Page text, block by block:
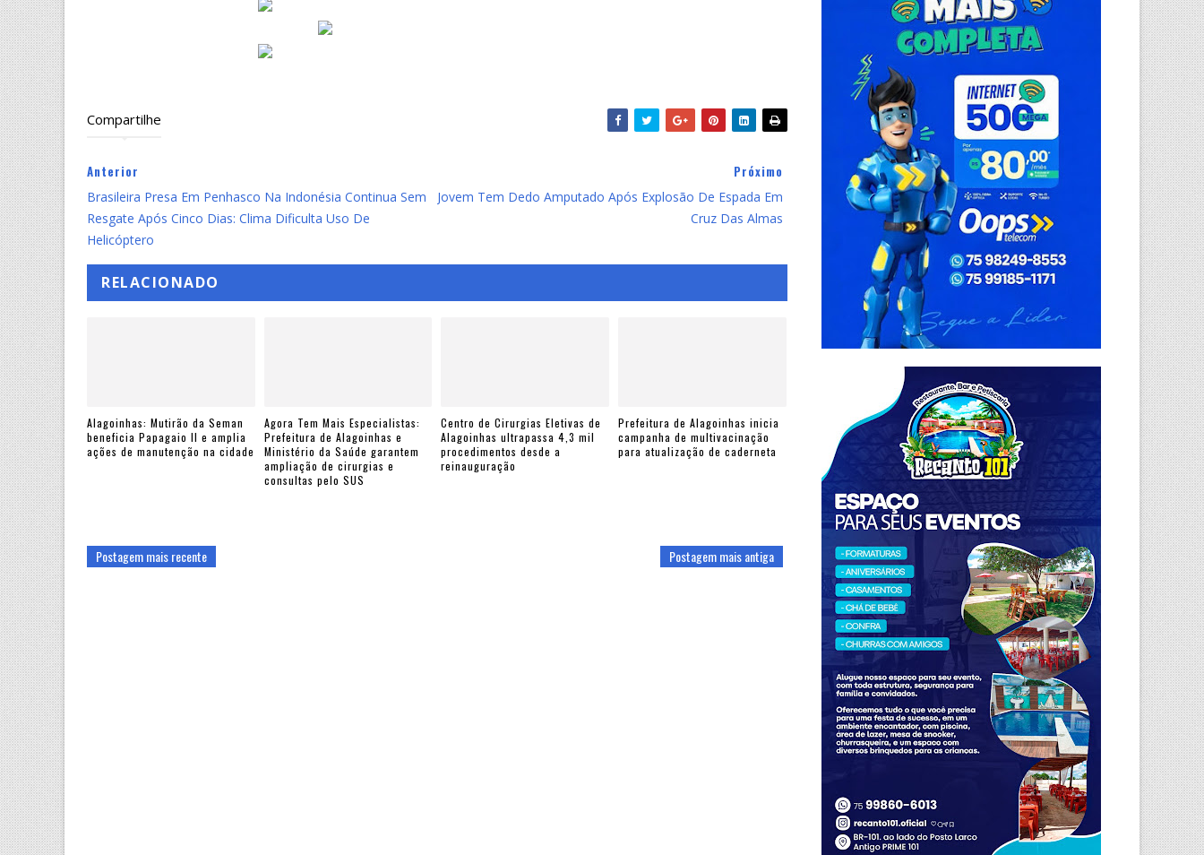
Compartilhe
Anterior
Brasileira Presa Em Penhasco Na Indonésia Continua Sem
Resgate Após Cinco Dias: Clima Dificulta Uso De
Helicóptero
Próximo
Jovem Tem Dedo Amputado Após Explosão De Espada Em
Cruz Das Almas
RELACIONADO
Alagoinhas: Mutirão da Seman
beneficia Papagaio II e amplia
ações de manutenção na cidade
Agora Tem Mais Especialistas:
Prefeitura de Alagoinhas e
Ministério da Saúde garantem
ampliação de cirurgias e
consultas pelo SUS
Centro de Cirurgias Eletivas de
Alagoinhas ultrapassa 4,3 mil
procedimentos desde a
reinauguração
Prefeitura de Alagoinhas inicia
campanha de multivacinação
para atualização de caderneta
Postagem mais recente Postagem mais antiga